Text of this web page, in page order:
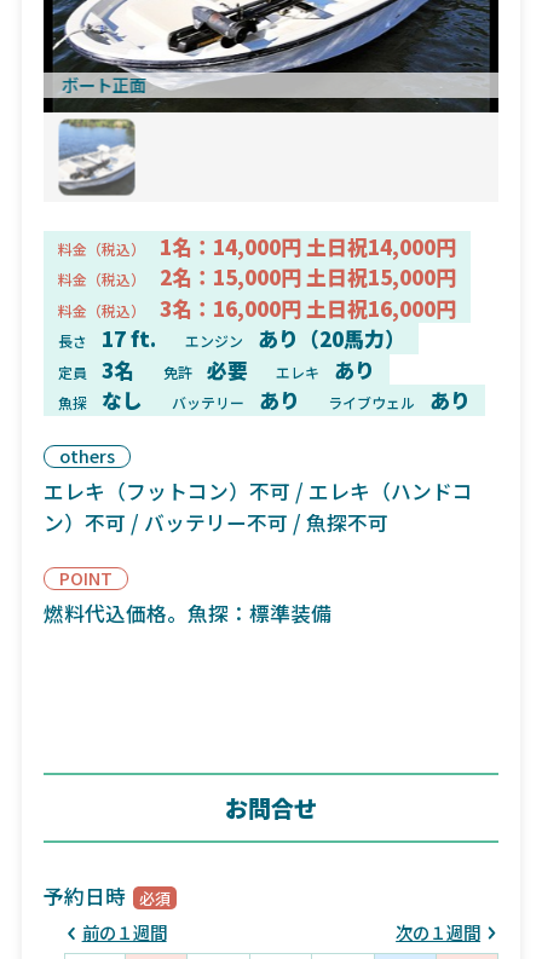
ボート正面
料金（税込） 1名：14,000円 土日祝14,000円
料金（税込） 2名：15,000円 土日祝15,000円
料金（税込） 3名：16,000円 土日祝16,000円
長さ 17 ft. エンジン あり（20馬力）
定員 3名 免許 必要 エレキ あり
魚探 なし バッテリー あり ライブウェル あり
others
エレキ（フットコン）不可 / エレキ（ハンドコ
ン）不可 / バッテリー不可 / 魚探不可
POINT
燃料代込価格。魚探：標準装備
お問合せ
予約日時
前の１週間
次の１週間